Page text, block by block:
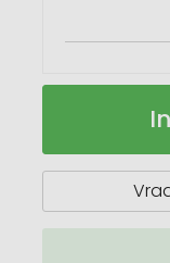
notitieboek
GROWBOOK™